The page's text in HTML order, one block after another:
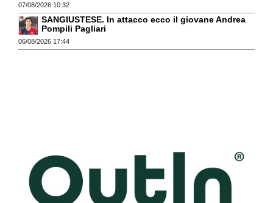
07/08/2026 10:32
SANGIUSTESE. In attacco ecco il giovane Andrea
Pompili Pagliari
06/08/2026 17:44